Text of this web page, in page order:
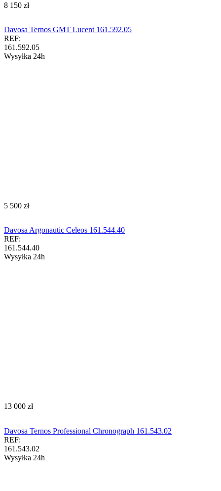
‍8 150‍ zł
Davosa Ternos GMT Lucent 161.592.05
REF:
161.592.05
Wysyłka 24h
‍5 500‍ zł
Davosa Argonautic Celeos 161.544.40
REF:
161.544.40
Wysyłka 24h
‍13 000‍ zł
Davosa Ternos Professional Chronograph 161.543.02
REF:
161.543.02
Wysyłka 24h